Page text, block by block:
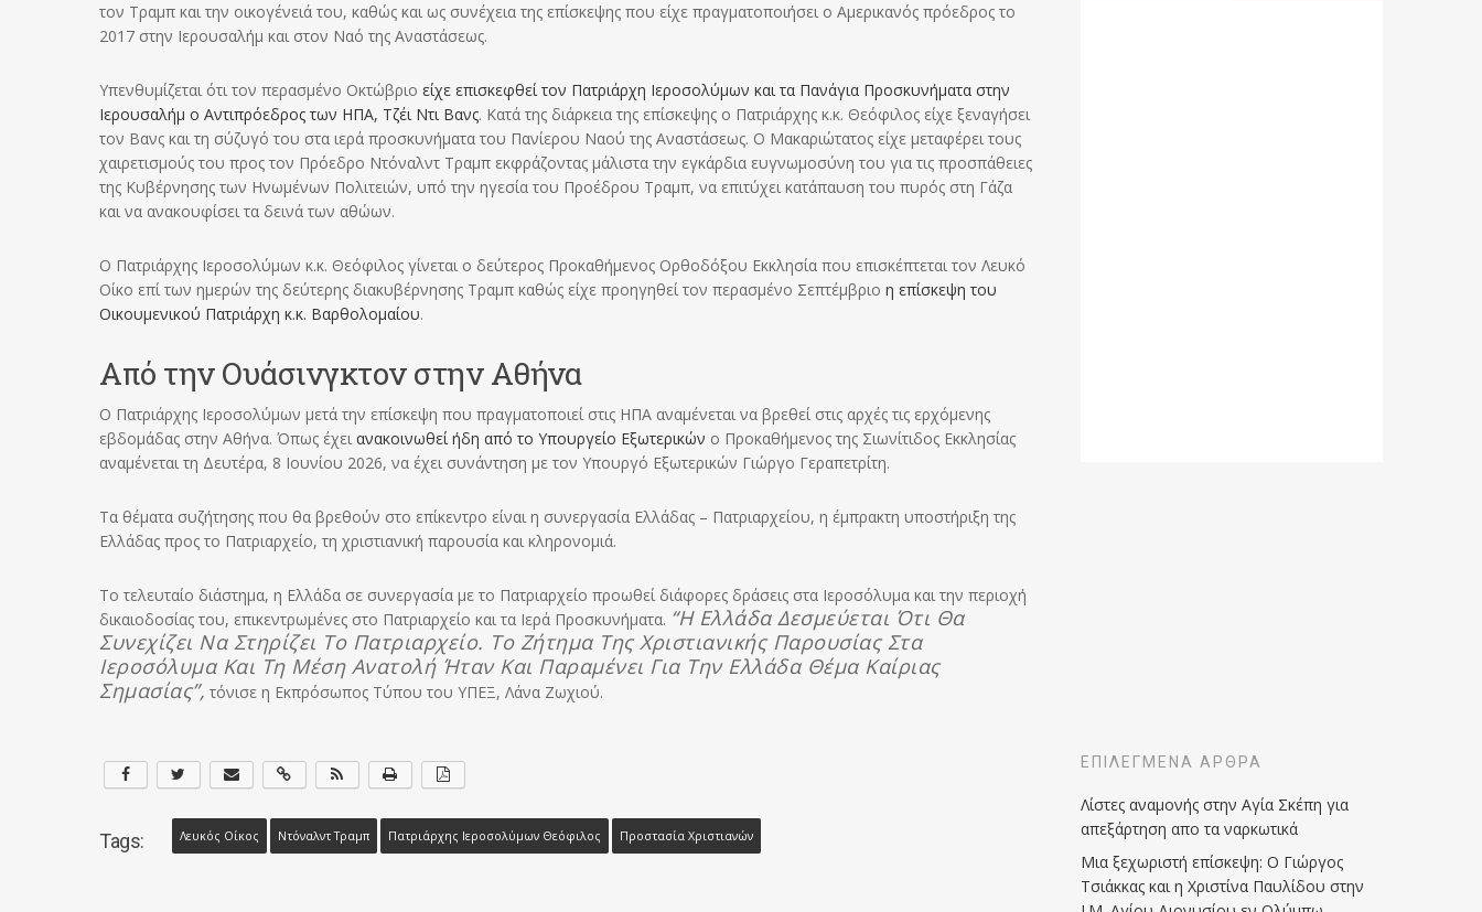
τον Τραμπ και την οικογένειά του, καθώς και ως συνέχεια της επίσκεψης που είχε πραγματοποιήσει ο Αμερικανός πρόεδρος το
2017 στην Ιερουσαλήμ και στον Ναό της Αναστάσεως.
Υπενθυμίζεται ότι τον περασμένο Οκτώβριο είχε επισκεφθεί τον Πατριάρχη Ιεροσολύμων και τα Πανάγια Προσκυνήματα στην
Ιερουσαλήμ ο Αντιπρόεδρος των ΗΠΑ, Τζέι Ντι Βανς. Κατά της διάρκεια της επίσκεψης ο Πατριάρχης κ.κ. Θεόφιλος είχε ξεναγήσει
τον Βανς και τη σύζυγό του στα ιερά προσκυνήματα του Πανίερου Ναού της Αναστάσεως. Ο Μακαριώτατος είχε μεταφέρει τους
χαιρετισμούς του προς τον Πρόεδρο Ντόναλντ Τραμπ εκφράζοντας μάλιστα την εγκάρδια ευγνωμοσύνη του για τις προσπάθειες
της Κυβέρνησης των Ηνωμένων Πολιτειών, υπό την ηγεσία του Προέδρου Τραμπ, να επιτύχει κατάπαυση του πυρός στη Γάζα
και να ανακουφίσει τα δεινά των αθώων.
Ο Πατριάρχης Ιεροσολύμων κ.κ. Θεόφιλος γίνεται ο δεύτερος Προκαθήμενος Ορθοδόξου Εκκλησία που επισκέπτεται τον Λευκό
Οίκο επί των ημερών της δεύτερης διακυβέρνησης Τραμπ καθώς είχε προηγηθεί τον περασμένο Σεπτέμβριο η επίσκεψη του
Οικουμενικού Πατριάρχη κ.κ. Βαρθολομαίου.
Από την Ουάσινγκτον στην Αθήνα
Ο Πατριάρχης Ιεροσολύμων μετά την επίσκεψη που πραγματοποιεί στις ΗΠΑ αναμένεται να βρεθεί στις αρχές τις ερχόμενης
εβδομάδας στην Αθήνα. Όπως έχειανακοινωθεί ήδη από το Υπουργείο Εξωτερικών ο Προκαθήμενος της Σιωνίτιδος Εκκλησίας
αναμένεται τη Δευτέρα, 8 Ιουνίου 2026, να έχει συνάντηση με τον Υπουργό Εξωτερικών Γιώργο Γεραπετρίτη.
Τα θέματα συζήτησης που θα βρεθούν στο επίκεντρο είναι η συνεργασία Ελλάδας – Πατριαρχείου, η έμπρακτη υποστήριξη της
Ελλάδας προς το Πατριαρχείο, τη χριστιανική παρουσία και κληρονομιά.
Το τελευταίο διάστημα, η Ελλάδα σε συνεργασία με το Πατριαρχείο προωθεί διάφορες δράσεις στα Ιεροσόλυμα και την περιοχή
δικαιοδοσίας του, επικεντρωμένες στο Πατριαρχείο και τα Ιερά Προσκυνήματα. “Η Ελλάδα Δεσμεύεται Ότι Θα
Συνεχίζει Να Στηρίζει Το Πατριαρχείο. Το Ζήτημα Της Χριστιανικής Παρουσίας Στα
Ιεροσόλυμα Και Τη Μέση Ανατολή Ήταν Και Παραμένει Για Την Ελλάδα Θέμα Καίριας
Σημασίας”, τόνισε η Εκπρόσωπος Τύπου του ΥΠΕΞ, Λάνα Ζωχιού.
Tags: Λευκός Οίκος Ντόναλντ Τραμπ Πατριάρχης Ιεροσολύµων Θεόφιλος Προστασία Χριστιανών
ΕΠΙΛΕΓΜΈΝΑ ΆΡΘΡΑ
Λίστες αναμονής στην Αγία Σκέπη για
απεξάρτηση απο τα ναρκωτικά
Μια ξεχωριστή επίσκεψη: Ο Γιώργος
Τσιάκκας και η Χριστίνα Παυλίδου στην